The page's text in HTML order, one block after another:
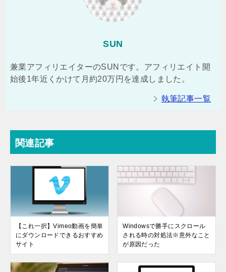
SUN
兼業アフィリエイターのSUNです。アフィリエイト開
始後1年近くかけて月約20万円を達成しました。
執筆記事一覧
関連記事
【これ一択】Vimeo動画を簡単
にダウンロードできるおすすめ
サイト
Windowsで勝手にスクロール
される時の対処法※意外なこと
が原因だった